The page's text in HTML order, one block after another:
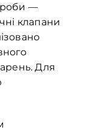
—
клапани
Для